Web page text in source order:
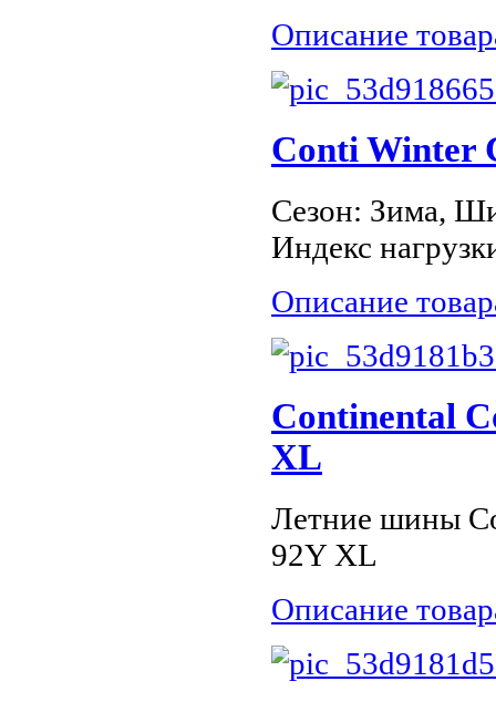
Описание
Conti Winter
Сезон: Зима,
Индекс
Описание
Continental
XL
Летние шины
92Y XL
Описание